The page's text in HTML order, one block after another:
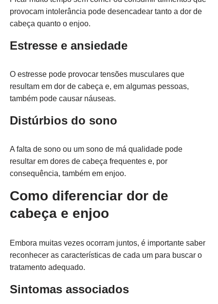
provocam intolerância pode desencadear tanto a dor de
cabeça quanto o enjoo.
Estresse e ansiedade
O estresse pode provocar tensões musculares que
resultam em dor de cabeça e, em algumas pessoas,
também pode causar náuseas.
Distúrbios do sono
A falta de sono ou um sono de má qualidade pode
resultar em dores de cabeça frequentes e, por
consequência, também em enjoo.
Como diferenciar dor de
cabeça e enjoo
Embora muitas vezes ocorram juntos, é importante saber
reconhecer as características de cada um para buscar o
tratamento adequado.
Sintomas associados